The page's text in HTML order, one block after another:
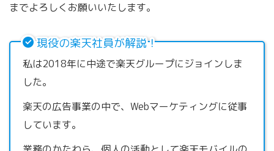
までよろしくお願いいたします。
現役の楽天社員が解説！
私は2018年に中途で楽天グループにジョインしま
した。
楽天の広告事業の中で、Webマーケティングに従事
しています。